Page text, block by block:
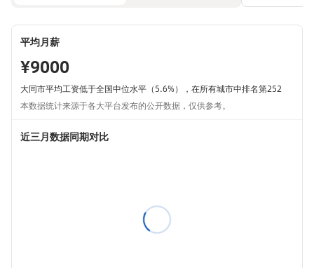
平均月薪
¥9000
大同市平均工资低于全国中位水平（5.6%），在所有城市中排名第252
本数据统计来源于各大平台发布的公开数据，仅供参考。
近三月数据同期对比